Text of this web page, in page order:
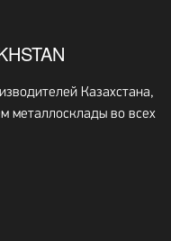
Казахстана,
металлосклады во всех